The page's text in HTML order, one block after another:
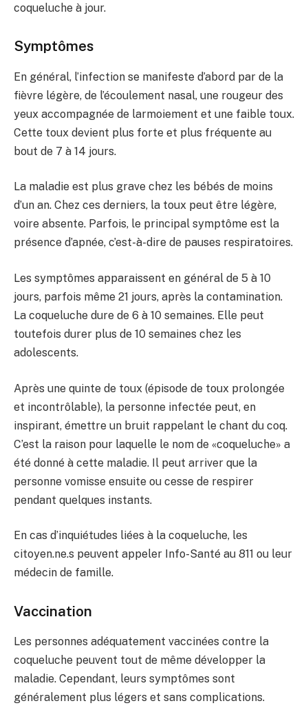
coqueluche à jour.
Symptômes
En général, l’infection se manifeste d’abord par de la
fièvre légère, de l’écoulement nasal, une rougeur des
yeux accompagnée de larmoiement et une faible toux.
Cette toux devient plus forte et plus fréquente au
bout de 7 à 14 jours.
La maladie est plus grave chez les bébés de moins
d’un an. Chez ces derniers, la toux peut être légère,
voire absente. Parfois, le principal symptôme est la
présence d’apnée, c’est-à-dire de pauses respiratoires.
Les symptômes apparaissent en général de 5 à 10
jours, parfois même 21 jours, après la contamination.
La coqueluche dure de 6 à 10 semaines. Elle peut
toutefois durer plus de 10 semaines chez les
adolescents.
Après une quinte de toux (épisode de toux prolongée
et incontrôlable), la personne infectée peut, en
inspirant, émettre un bruit rappelant le chant du coq.
C’est la raison pour laquelle le nom de «coqueluche» a
été donné à cette maladie. Il peut arriver que la
personne vomisse ensuite ou cesse de respirer
pendant quelques instants.
En cas d’inquiétudes liées à la coqueluche, les
citoyen.ne.s peuvent appeler Info-Santé au 811 ou leur
médecin de famille.
Vaccination
Les personnes adéquatement vaccinées contre la
coqueluche peuvent tout de même développer la
maladie. Cependant, leurs symptômes sont
généralement plus légers et sans complications.